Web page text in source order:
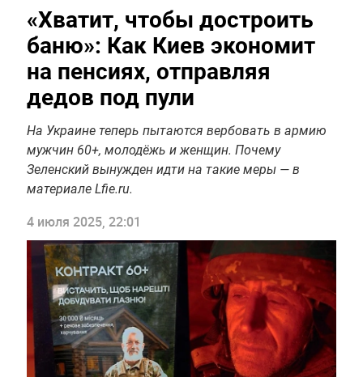
«Хватит, чтобы достроить
баню»: Как Киев экономит
на пенсиях, отправляя
дедов под пули
На Украине теперь пытаются вербовать в армию
мужчин 60+, молодёжь и женщин. Почему
Зеленский вынужден идти на такие меры — в
материале Lfie.ru.
4 июля 2025, 22:01